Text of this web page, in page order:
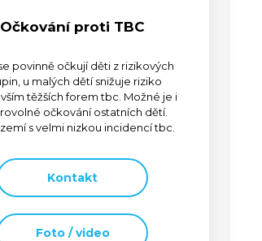
Očkování proti TBC
povinně očkují děti z rizikových
u malých dětí snižuje riziko
těžších forem tbc. Možné je i
očkování ostatních dětí.
s velmi nizkou incidencí tbc.
Kontakt
Foto / video